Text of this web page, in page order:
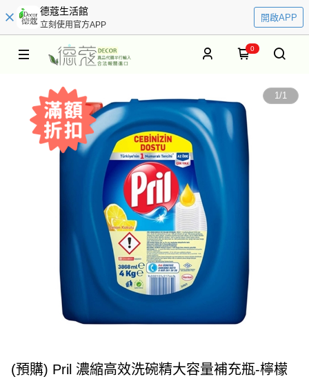
德蔻生活館
立刻使用官方APP
開啟APP
0
1/1
(預購) Pril 濃縮高效洗碗精大容量補充瓶-檸檬